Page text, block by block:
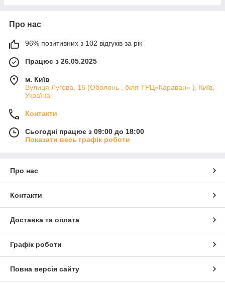
Про нас
96% позитивних з 102 відгуків за рік
Працює з 26.05.2025
м. Київ
Вулиця Лугова, 16 (Оболонь , біля ТРЦ«Караван» ), Київ,
Україна
Контакти
Сьогодні працює з 09:00 до 18:00
Показати весь графік роботи
Про нас
Контакти
Доставка та оплата
Графік роботи
Повна версія сайту